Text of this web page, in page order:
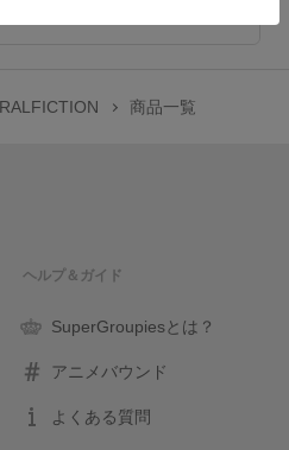
商品一覧
ヘルプ＆ガイド
SuperGroupiesとは？
アニメバウンド
よくある質問